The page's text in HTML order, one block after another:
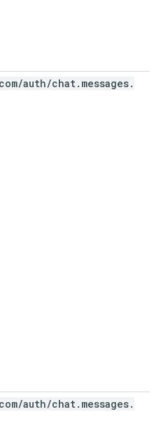
com/auth/chat. messages.
com/auth/chat. messages.